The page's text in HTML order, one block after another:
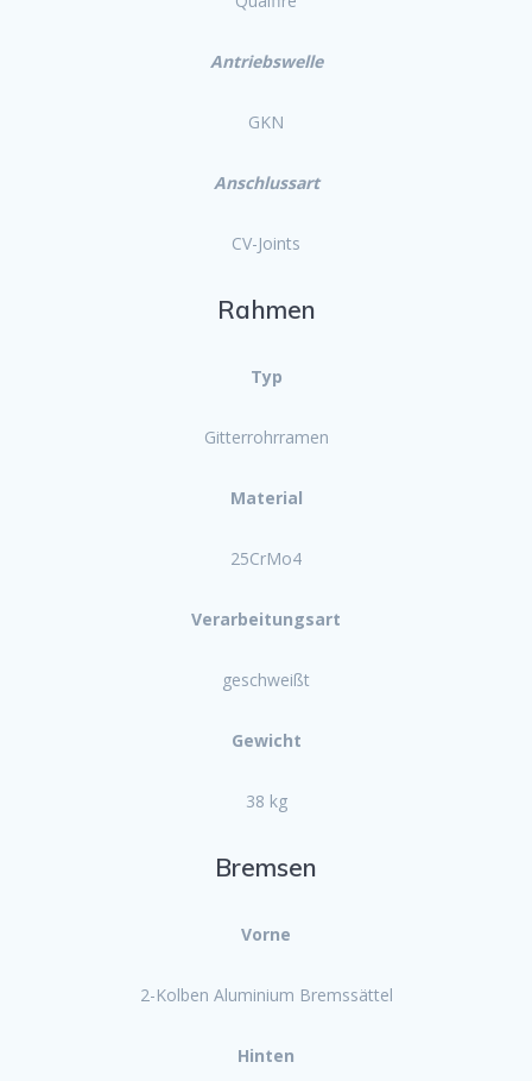
Antriebswelle
GKN
Anschlussart
CV-Joints
Rahmen
Typ
Gitterrohrramen
Material
25CrMo4
Verarbeitungsart
geschweißt
Gewicht
38 kg
Bremsen
Vorne
2-Kolben Aluminium Bremssättel
Hinten